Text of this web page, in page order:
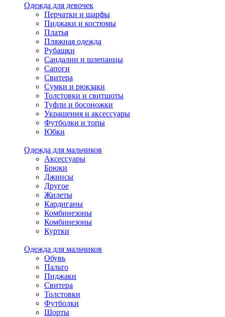
Одежда для девочек
Перчатки и шарфы
Пиджаки и костюмы
Платья
Пляжная одежда
Рубашки
Сандалии и шлепанцы
Сапоги
Свитера
Сумки и рюкзаки
Толстовки и свитшоты
Туфли и босоножки
Украшения и аксессуары
Футболки и топы
Юбки
Одежда для мальчиков
Аксессуары
Брюки
Джинсы
Другое
Жилеты
Кардиганы
Комбинезоны
Комбинезоны
Куртки
Одежда для мальчиков
Обувь
Пальто
Пиджаки
Свитера
Толстовки
Футболки
Шорты